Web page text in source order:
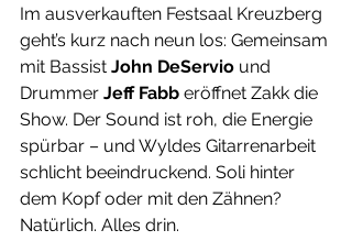
Im ausverkauften Festsaal Kreuzberg
geht’s kurz nach neun los: Gemeinsam
mit Bassist John DeServio und
Drummer Jeff Fabb eröffnet Zakk die
Show. Der Sound ist roh, die Energie
spürbar – und Wyldes Gitarrenarbeit
schlicht beeindruckend. Soli hinter
dem Kopf oder mit den Zähnen?
Natürlich. Alles drin.